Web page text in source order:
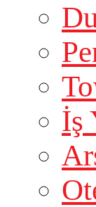
İş